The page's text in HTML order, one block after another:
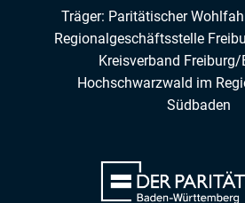
Träger: Paritätischer
Regionalgeschäftsstelle
Kreisverband Freiburg/
Hochschwarzwald im
Südbaden